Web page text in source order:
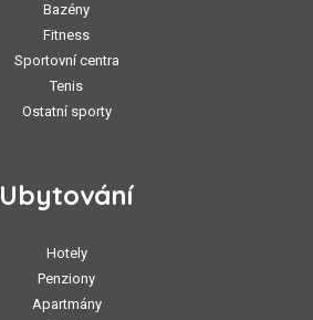
Bazény
Fitness
Sportovní centra
Tenis
Ostatní sporty
Ubytování
Hotely
Penziony
Apartmány